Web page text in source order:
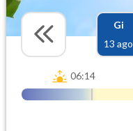
Gi
13 ago
06:14